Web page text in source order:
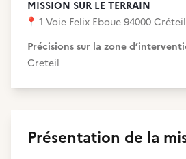
MISSION SUR LE TERRAIN
📍 1 Voie Felix Eboue 94000 Créteil
Précisions sur la zone
Creteil
Présentation de la